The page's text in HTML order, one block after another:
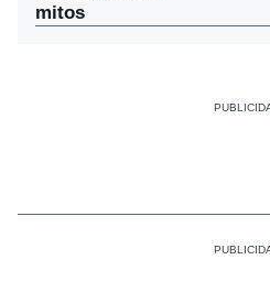
mitos